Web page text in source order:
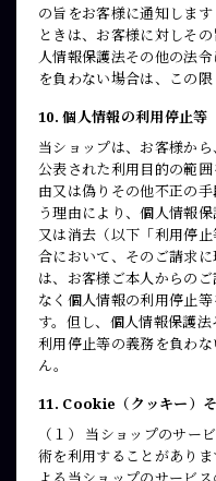
の旨をお客様に通知しま
ときは、お客様に対しそ
人情報保護法その他の法
を負わない場合は、この限
10. 個人情報の利用停止等
当ショップは、お客様か
公表された利用目的の範
由又は偽りその他不正の
う理由により、個人情報
又は消去（以下「利用停
合において、そのご請求
は、お客様ご本人からの
なく個人情報の利用停止
す。但し、個人情報保護
利用停止等の義務を負わ
ん。
11. Cookie（クッキー）
（１） 当ショップのサー
術を利用することがあり